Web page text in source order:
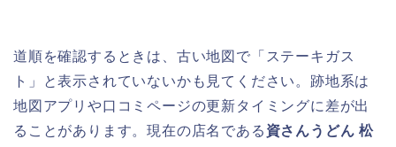
道順を確認するときは、古い地図で「ステーキガス
ト」と表示されていないかも見てください。跡地系は
地図アプリや口コミページの更新タイミングに差が出
ることがあります。現在の店名である 資さんうどん 松